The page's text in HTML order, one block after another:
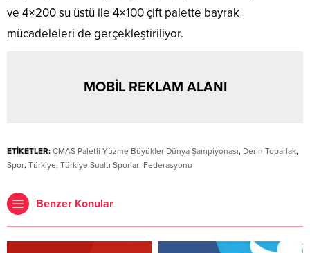
ve 4×200 su üstü ile 4×100 çift palette bayrak
mücadeleleri de gerçekleştiriliyor.
MOBİL REKLAM ALANI
ETİKETLER: CMAS Paletli Yüzme Büyükler Dünya Şampiyonası, Derin Toparlak,
Spor, Türkiye, Türkiye Sualtı Sporları Federasyonu
Benzer Konular